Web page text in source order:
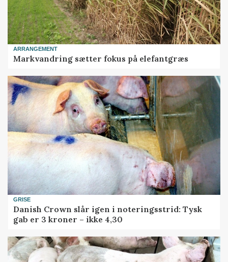
ARRANGEMENT
Markvandring sætter fokus på elefantgræs
GRISE
Danish Crown slår igen i noteringsstrid: Tysk
gab er 3 kroner – ikke 4,30